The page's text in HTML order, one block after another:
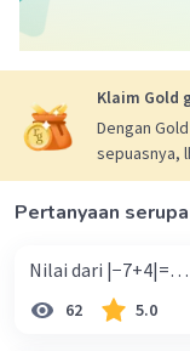
Klaim Gold
Dengan
sepuasnya,
Pertanyaan serupa
62 5.0